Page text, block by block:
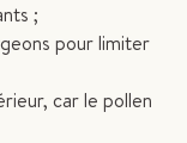
;
pour limiter
car le pollen